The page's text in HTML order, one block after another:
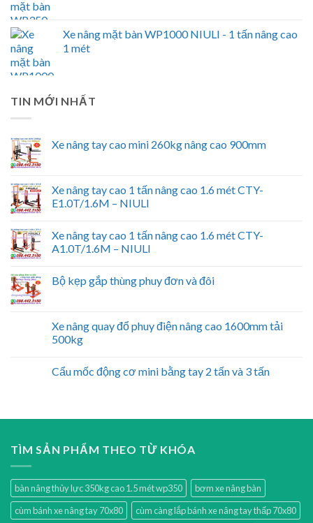
Xe nâng mặt bàn WP1000 NIULI - 1 tấn nâng cao
1 mét
TIN MỚI NHẤT
Xe nâng tay cao mini 260kg nâng cao 900mm
Xe nâng tay cao 1 tấn nâng cao 1.6 mét CTY-
E1.0T/1.6M – NIULI
Xe nâng tay cao 1 tấn nâng cao 1.6 mét CTY-
A1.0T/1.6M – NIULI
Bộ kẹp gắp thùng phuy đơn và đôi
Xe nâng quay đổ phuy điện nâng cao 1600mm tải
500kg
Cẩu mốc động cơ mini bằng tay 2 tấn và 3 tấn
TÌM SẢN PHẨM THEO TỪ KHÓA
bàn nâng thủy lực 350kg cao 1.5 mét wp350
bơm xe nâng bàn
cùm bánh xe nâng tay 70x80
cùm càng lắp bánh xe nâng tay thấp 70x80